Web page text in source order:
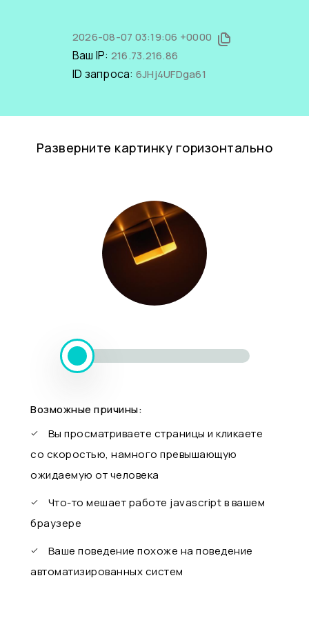
2026-08-07 03:19:06 +0000
Ваш IP: 216.73.216.86
ID запроса: 6JHj4UFDga61
Разверните картинку горизонтально
Возможные причины:
Вы просматриваете страницы и кликаете
со скоростью, намного превышающую
ожидаемую от человека
Что-то мешает работе javascript в вашем
браузере
Ваше поведение похоже на поведение
автоматизированных систем